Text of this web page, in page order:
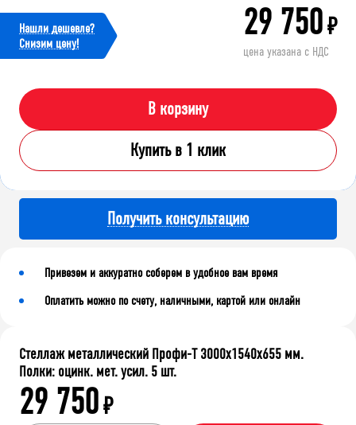
Нашли дешевле?
Cнизим цену!
29 750₽
цена указана с НДС
В корзину
Купить в 1 клик
Получить консультацию
Привезем и аккуратно соберем в удобное вам время
Оплатить можно по счету, наличными, картой или онлайн
Стеллаж металлический Профи-Т 3000x1540x655 мм.
Полки: оцинк. мет. усил. 5 шт.
29 750₽